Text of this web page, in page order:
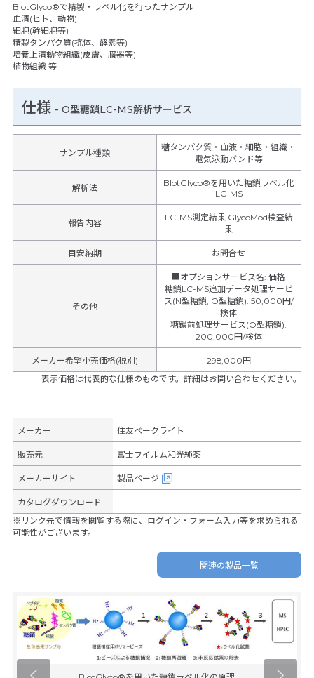
BlotGlyco®で精製・ラベル化を行ったサンプル
血清(ヒト、動物)
細胞(幹細胞等)
精製タンパク質(抗体、酵素等)
培養上清動物組織(皮膚、臓器等)
植物組織 等
仕様 - O型糖鎖LC-MS解析サービス
サンプル種類
糖タンパク質・血液・細胞・組織・
電気泳動バンド等
解析法
BlotGlyco®を用いた糖鎖ラベル化
LC-MS
報告内容
LC-MS測定結果 GlycoMod検査結
果
目安納期 お問合せ
その他
■オプションサービス名:価格
糖鎖LC-MS追加データ処理サービ
ス(N型糖鎖, O型糖鎖): 50,000円/
検体
糖鎖前処理サービス(O型糖鎖):
200,000円/検体
メーカー希望小売価格(税別)
298,000円
表示価格は代表的な仕様のものです。詳細はお問い合わせください。
メーカー 住友ベークライト
販売元 富士フイルム和光純薬
メーカーサイト 製品ページ
カタログダウンロード
※リンク先で情報を閲覧する際に、ログイン・フォーム入力等を求められる
可能性がございます。
関連の製品一覧